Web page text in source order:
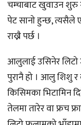
चम्चाबाट खुवाउन शुरु
पेट सानो हुन्छ,
राख्नै पर्छ ।
आलुलाई उसिनेर
पुरानै हो । आलु शिशु र
किसिमका भिटामिन
तेलमा तारेर वा फ्रच